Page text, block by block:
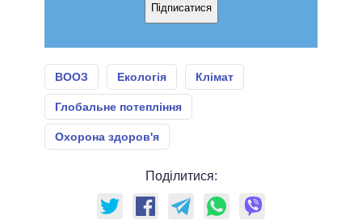
Підписатися
ВООЗ Екологія Клімат
Глобальне потепління
Охорона здоров'я
Поділитися: